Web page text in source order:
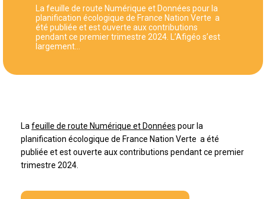
La feuille de route Numérique et Données pour la
planification écologique de France Nation Verte a
été publiée et est ouverte aux contributions
pendant ce premier trimestre 2024. L’Afigéo s’est
largement…
La feuille de route Numérique et Données pour la
planification écologique de France Nation Verte a été
publiée et est ouverte aux contributions pendant ce premier
trimestre 2024.